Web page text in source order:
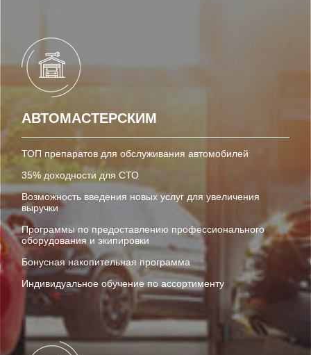
АВТОМАСТЕРСКИМ
ТОП препаратов для обслуживания автомобилей
35% доходности для СТО
Возможность введения новых услуг для увеличения
выручки
Программы по предоставлению профессионального
оборудования и экипировки
Бонусная накопительная программа
Индивидуальное обучение по ассортименту